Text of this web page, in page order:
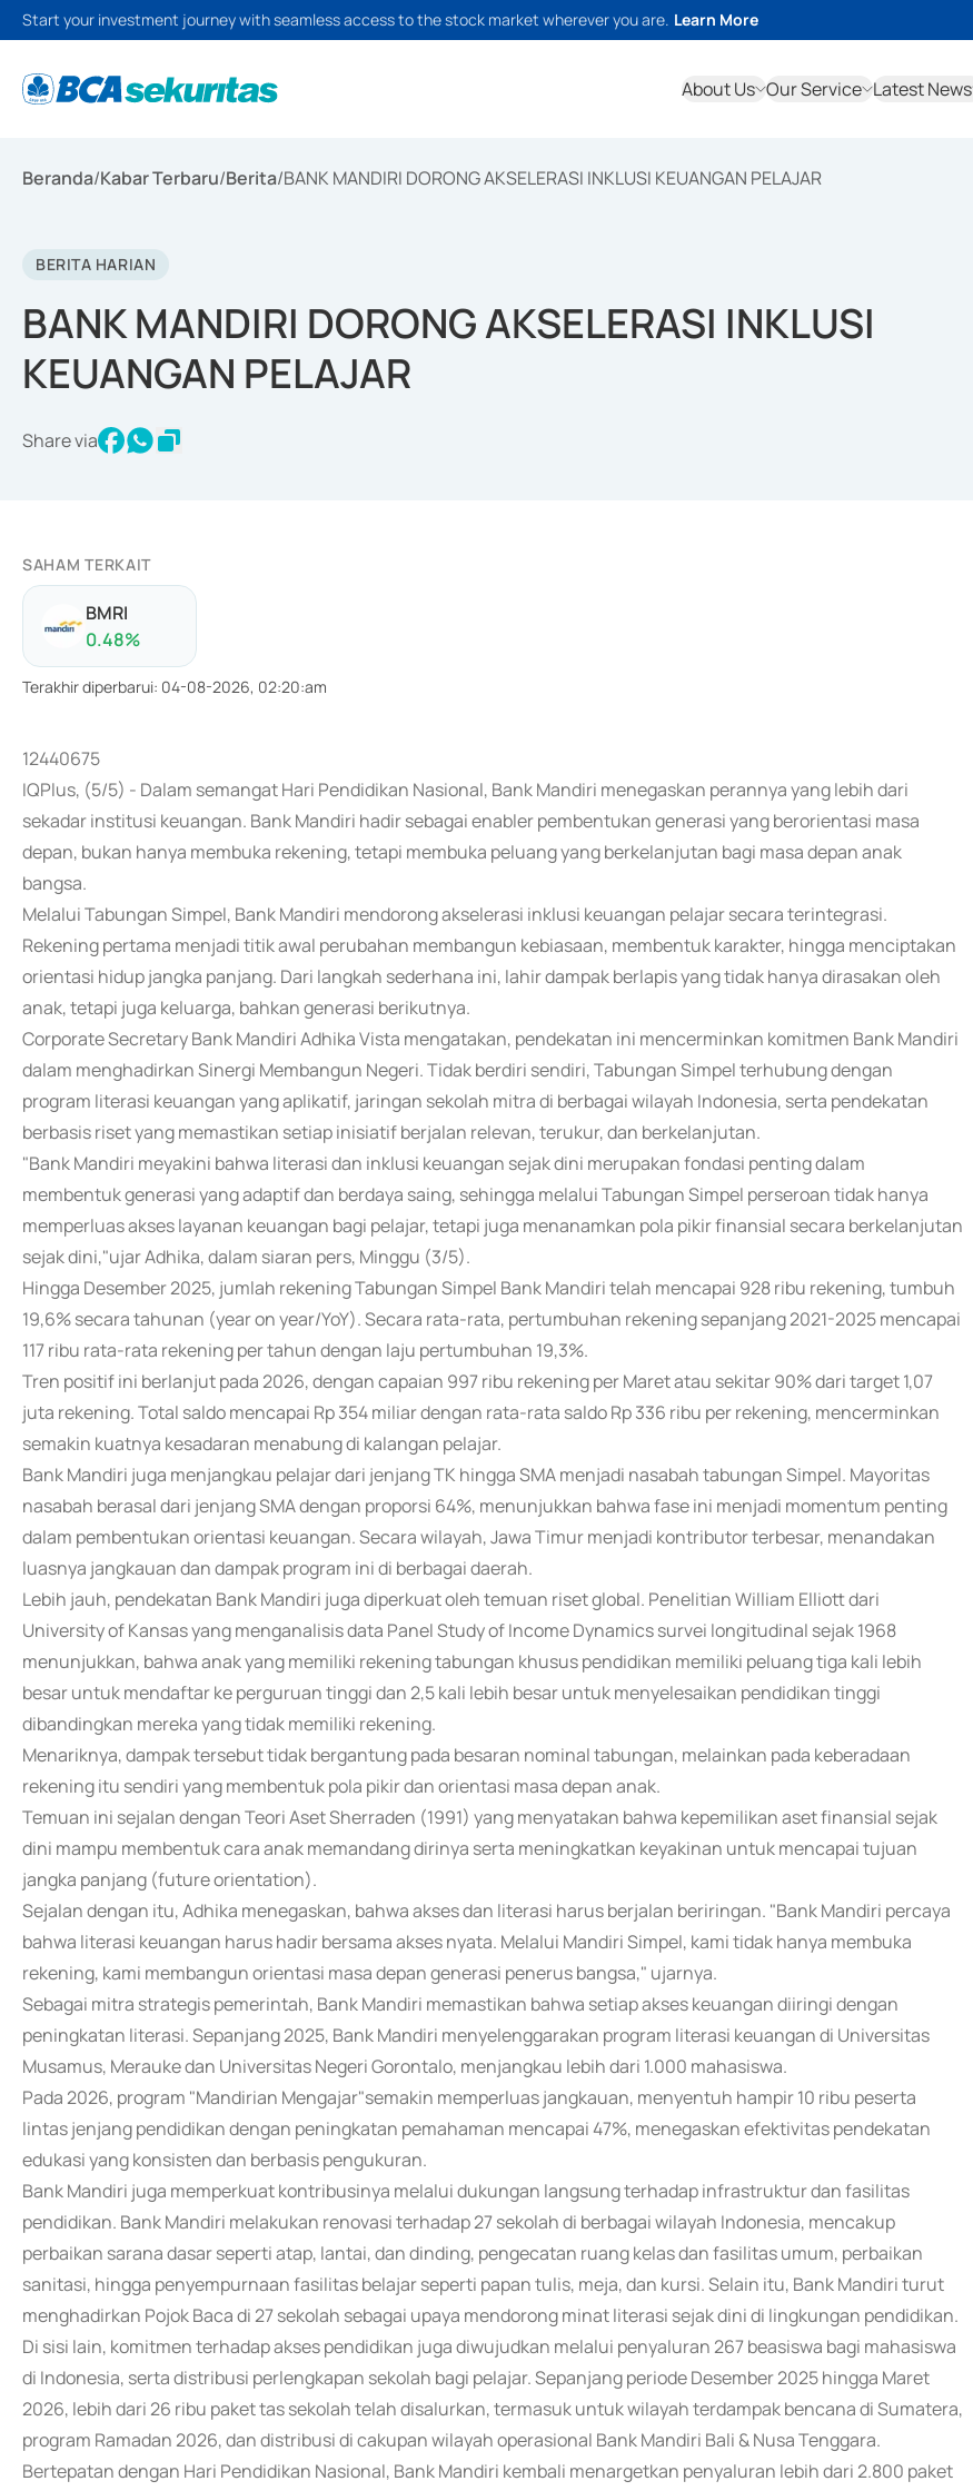
Start your investment journey with seamless access to the stock market wherever you are. Learn More
About Us Our Service Latest News
Beranda/Kabar Terbaru/Berita/BANK MANDIRI DORONG AKSELERASI INKLUSI KEUANGAN PELAJAR
BERITA HARIAN
BANK MANDIRI DORONG AKSELERASI INKLUSI
KEUANGAN PELAJAR
Share via
SAHAM TERKAIT
BMRI
0.48%
Terakhir diperbarui: 04-08-2026, 02:20:am
12440675
IQPlus, (5/5) - Dalam semangat Hari Pendidikan Nasional, Bank Mandiri menegaskan perannya yang lebih dari
sekadar institusi keuangan. Bank Mandiri hadir sebagai enabler pembentukan generasi yang berorientasi masa
depan, bukan hanya membuka rekening, tetapi membuka peluang yang berkelanjutan bagi masa depan anak
bangsa.
Melalui Tabungan Simpel, Bank Mandiri mendorong akselerasi inklusi keuangan pelajar secara terintegrasi.
Rekening pertama menjadi titik awal perubahan membangun kebiasaan, membentuk karakter, hingga menciptakan
orientasi hidup jangka panjang. Dari langkah sederhana ini, lahir dampak berlapis yang tidak hanya dirasakan oleh
anak, tetapi juga keluarga, bahkan generasi berikutnya.
Corporate Secretary Bank Mandiri Adhika Vista mengatakan, pendekatan ini mencerminkan komitmen Bank Mandiri
dalam menghadirkan Sinergi Membangun Negeri. Tidak berdiri sendiri, Tabungan Simpel terhubung dengan
program literasi keuangan yang aplikatif, jaringan sekolah mitra di berbagai wilayah Indonesia, serta pendekatan
berbasis riset yang memastikan setiap inisiatif berjalan relevan, terukur, dan berkelanjutan.
"Bank Mandiri meyakini bahwa literasi dan inklusi keuangan sejak dini merupakan fondasi penting dalam
membentuk generasi yang adaptif dan berdaya saing, sehingga melalui Tabungan Simpel perseroan tidak hanya
memperluas akses layanan keuangan bagi pelajar, tetapi juga menanamkan pola pikir finansial secara berkelanjutan
sejak dini,"ujar Adhika, dalam siaran pers, Minggu (3/5).
Hingga Desember 2025, jumlah rekening Tabungan Simpel Bank Mandiri telah mencapai 928 ribu rekening, tumbuh
19,6% secara tahunan (year on year/YoY). Secara rata-rata, pertumbuhan rekening sepanjang 2021-2025 mencapai
117 ribu rata-rata rekening per tahun dengan laju pertumbuhan 19,3%.
Tren positif ini berlanjut pada 2026, dengan capaian 997 ribu rekening per Maret atau sekitar 90% dari target 1,07
juta rekening. Total saldo mencapai Rp 354 miliar dengan rata-rata saldo Rp 336 ribu per rekening, mencerminkan
semakin kuatnya kesadaran menabung di kalangan pelajar.
Bank Mandiri juga menjangkau pelajar dari jenjang TK hingga SMA menjadi nasabah tabungan Simpel. Mayoritas
nasabah berasal dari jenjang SMA dengan proporsi 64%, menunjukkan bahwa fase ini menjadi momentum penting
dalam pembentukan orientasi keuangan. Secara wilayah, Jawa Timur menjadi kontributor terbesar, menandakan
luasnya jangkauan dan dampak program ini di berbagai daerah.
Lebih jauh, pendekatan Bank Mandiri juga diperkuat oleh temuan riset global. Penelitian William Elliott dari
University of Kansas yang menganalisis data Panel Study of Income Dynamics survei longitudinal sejak 1968
menunjukkan, bahwa anak yang memiliki rekening tabungan khusus pendidikan memiliki peluang tiga kali lebih
besar untuk mendaftar ke perguruan tinggi dan 2,5 kali lebih besar untuk menyelesaikan pendidikan tinggi
dibandingkan mereka yang tidak memiliki rekening.
Menariknya, dampak tersebut tidak bergantung pada besaran nominal tabungan, melainkan pada keberadaan
rekening itu sendiri yang membentuk pola pikir dan orientasi masa depan anak.
Temuan ini sejalan dengan Teori Aset Sherraden (1991) yang menyatakan bahwa kepemilikan aset finansial sejak
dini mampu membentuk cara anak memandang dirinya serta meningkatkan keyakinan untuk mencapai tujuan
jangka panjang (future orientation).
Sejalan dengan itu, Adhika menegaskan, bahwa akses dan literasi harus berjalan beriringan. "Bank Mandiri percaya
bahwa literasi keuangan harus hadir bersama akses nyata. Melalui Mandiri Simpel, kami tidak hanya membuka
rekening, kami membangun orientasi masa depan generasi penerus bangsa," ujarnya.
Sebagai mitra strategis pemerintah, Bank Mandiri memastikan bahwa setiap akses keuangan diiringi dengan
peningkatan literasi. Sepanjang 2025, Bank Mandiri menyelenggarakan program literasi keuangan di Universitas
Musamus, Merauke dan Universitas Negeri Gorontalo, menjangkau lebih dari 1.000 mahasiswa.
Pada 2026, program "Mandirian Mengajar"semakin memperluas jangkauan, menyentuh hampir 10 ribu peserta
lintas jenjang pendidikan dengan peningkatan pemahaman mencapai 47%, menegaskan efektivitas pendekatan
edukasi yang konsisten dan berbasis pengukuran.
Bank Mandiri juga memperkuat kontribusinya melalui dukungan langsung terhadap infrastruktur dan fasilitas
pendidikan. Bank Mandiri melakukan renovasi terhadap 27 sekolah di berbagai wilayah Indonesia, mencakup
perbaikan sarana dasar seperti atap, lantai, dan dinding, pengecatan ruang kelas dan fasilitas umum, perbaikan
sanitasi, hingga penyempurnaan fasilitas belajar seperti papan tulis, meja, dan kursi. Selain itu, Bank Mandiri turut
menghadirkan Pojok Baca di 27 sekolah sebagai upaya mendorong minat literasi sejak dini di lingkungan pendidikan.
Di sisi lain, komitmen terhadap akses pendidikan juga diwujudkan melalui penyaluran 267 beasiswa bagi mahasiswa
di Indonesia, serta distribusi perlengkapan sekolah bagi pelajar. Sepanjang periode Desember 2025 hingga Maret
2026, lebih dari 26 ribu paket tas sekolah telah disalurkan, termasuk untuk wilayah terdampak bencana di Sumatera,
program Ramadan 2026, dan distribusi di cakupan wilayah operasional Bank Mandiri Bali & Nusa Tenggara.
Bertepatan dengan Hari Pendidikan Nasional, Bank Mandiri kembali menargetkan penyaluran lebih dari 2.800 paket